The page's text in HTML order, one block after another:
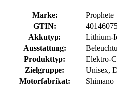
Marke:
Prophete
GTIN:
Akkutyp:
Lithium-
Ausstattung:
Produkttyp:
Elektro-
Zielgruppe:
Unisex,
Motorfabrikat:
Shimano